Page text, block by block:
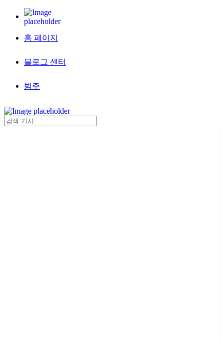
홈 페이지
블로그 센터
범주